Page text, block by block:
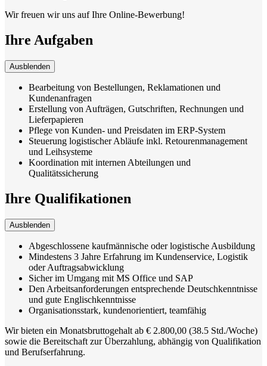
Wir freuen wir uns auf Ihre Online-Bewerbung!
Ihre Aufgaben
Ausblenden
Bearbeitung von Bestellungen, Reklamationen und
Kundenanfragen
Erstellung von Aufträgen, Gutschriften, Rechnungen und
Lieferpapieren
Pflege von Kunden- und Preisdaten im ERP-System
Steuerung logistischer Abläufe inkl. Retourenmanagement
und Leihsysteme
Koordination mit internen Abteilungen und
Qualitätssicherung
Ihre Qualifikationen
Ausblenden
Abgeschlossene kaufmännische oder logistische Ausbildung
Mindestens 3 Jahre Erfahrung im Kundenservice, Logistik
oder Auftragsabwicklung
Sicher im Umgang mit MS Office und SAP
Den Arbeitsanforderungen entsprechende Deutschkenntnisse
und gute Englischkenntnisse
Organisationsstark, kundenorientiert, teamfähig
Wir bieten ein Monatsbruttogehalt ab € 2.800,00 (38.5 Std./Woche)
sowie die Bereitschaft zur Überzahlung, abhängig von Qualifikation
und Berufserfahrung.